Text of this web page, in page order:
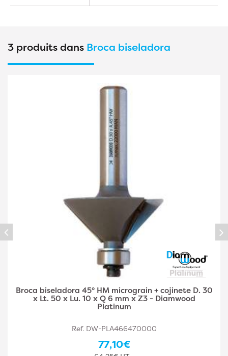
3 produits dans Broca biseladora
Mèche Affleureuse à Chanfreiner 10-45° HM D.30 LT
53 - Précision et Finition Parfaite - LEMAN
Ref. LEM-5688.745.00
70,60€